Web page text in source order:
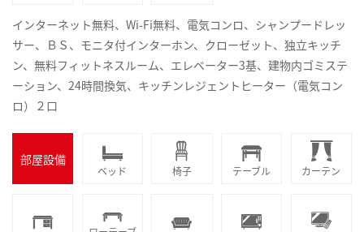
インターネット無料、Wi-Fi無料、電気コンロ、シャンプードレッ
サー、ＢＳ、モニタ付インターホン、クローゼット、独立キッチ
ン、無料フィットネスルーム、エレベーター3基、建物内ゴミステ
ーション、24時間換気、キッチンレジェントヒーター（電気コン
ロ）２口
部屋設備
ベッド 椅子 テーブル カーテン